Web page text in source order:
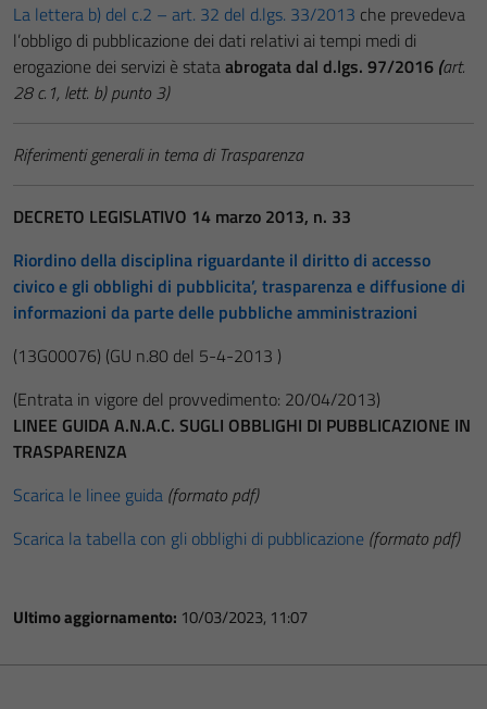
La lettera b) del c.2 – art. 32 del d.lgs. 33/2013 che prevedeva
l’obbligo di pubblicazione dei dati relativi ai tempi medi di
erogazione dei servizi è stataabrogata dal d.lgs. 97/2016 (art.
28 c.1, lett. b) punto 3)
Riferimenti generali in tema di Trasparenza
DECRETO LEGISLATIVO 14 marzo 2013, n. 33
Riordino della disciplina riguardante il diritto di accesso
civico e gli obblighi di pubblicita’, trasparenza e diffusione di
informazioni da parte delle pubbliche amministrazioni
(13G00076) (GU n.80 del 5-4-2013 )
(Entrata in vigore del provvedimento: 20/04/2013)
LINEE GUIDA A.N.A.C. SUGLI OBBLIGHI DI PUBBLICAZIONE IN
TRASPARENZA
Scarica le linee guida (formato pdf)
Scarica la tabella con gli obblighi di pubblicazione (formato pdf)
Ultimo aggiornamento: 10/03/2023, 11:07